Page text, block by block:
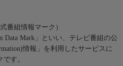
番組情報マーク）
Data Mark」といい、テレビ番組の公
情報」を利用したサービスに
す。